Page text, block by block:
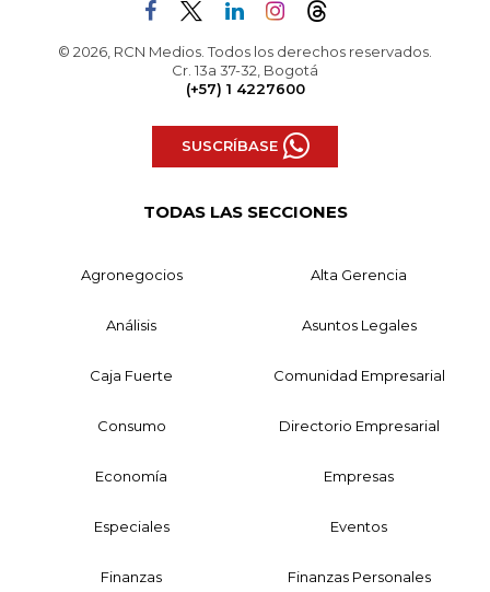
© 2026, RCN Medios. Todos los derechos reservados.
Cr. 13a 37-32, Bogotá
(+57) 1 4227600
SUSCRÍBASE
TODAS LAS SECCIONES
Agronegocios Alta Gerencia
Análisis Asuntos Legales
Caja Fuerte Comunidad Empresarial
Consumo Directorio Empresarial
Economía Empresas
Especiales Eventos
Finanzas Finanzas Personales